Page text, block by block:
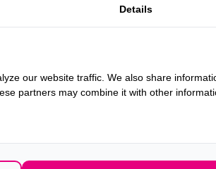
Details
our website traffic. We also share
partners may combine it with other